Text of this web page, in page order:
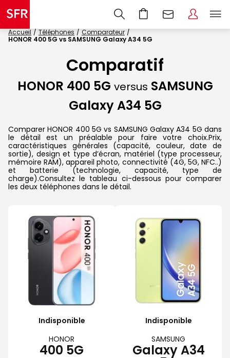
Accueil Téléphones
Comparateur
HONOR 400 5G vs SAMSUNG Galaxy A34 5G
Comparatif
HONOR 400 5G versus SAMSUNG
Galaxy A34 5G
Comparer HONOR 400 5G vs SAMSUNG Galaxy A34 5G dans
le détail est un préalable pour faire votre choix.Prix,
caractéristiques générales (capacité, couleur, date de
sortie), design et type d’écran, matériel (type processeur,
mémoire RAM), appareil photo, connectivité (4G, 5G, NFC..)
et batterie (technologie, capacité, type de
charge).Consultez le tableau ci-dessous pour comparer
les deux téléphones dans le détail.
Indisponible
HONOR
400 5G
Indisponible
SAMSUNG
Galaxy A34